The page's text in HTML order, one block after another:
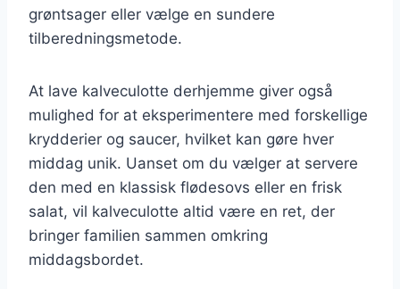
grøntsager eller vælge en sundere
tilberedningsmetode.
At lave kalveculotte derhjemme giver også
mulighed for at eksperimentere med forskellige
krydderier og saucer, hvilket kan gøre hver
middag unik. Uanset om du vælger at servere
den med en klassisk flødesovs eller en frisk
salat, vil kalveculotte altid være en ret, der
bringer familien sammen omkring
middagsbordet.